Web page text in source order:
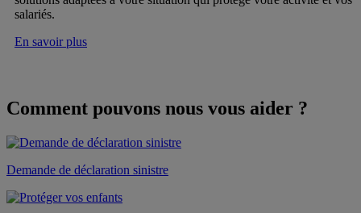
salariés.
En savoir plus
Comment pouvons nous vous aider ?
Demande de déclaration sinistre